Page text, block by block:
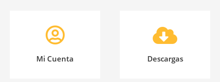
Mi Cuenta Descargas